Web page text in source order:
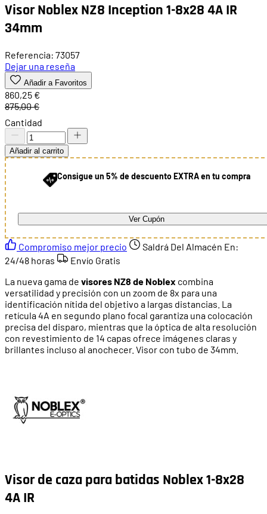
Visor Noblex NZ8 Inception 1-8x28 4A IR
34mm
Referencia: 73057
Dejar una reseña
Añadir a Favoritos
860,25 €
875,00 €
Cantidad
Añadir al carrito
Consigue un 5% de descuento EXTRA en tu compra
Ver Cupón
Compromiso mejor precio
Saldrá Del Almacén En:
24/48 horas
Envío Gratis
La nueva gama de visores NZ8 de Noblex combina
versatilidad y precisión con un zoom de 8x para una
identificación nítida del objetivo a largas distancias. La
retícula 4A en segundo plano focal garantiza una colocación
precisa del disparo, mientras que la óptica de alta resolución
con revestimiento de 14 capas ofrece imágenes claras y
brillantes incluso al anochecer. Visor con tubo de 34mm.
Visor de caza para batidas Noblex 1-8x28
4A IR